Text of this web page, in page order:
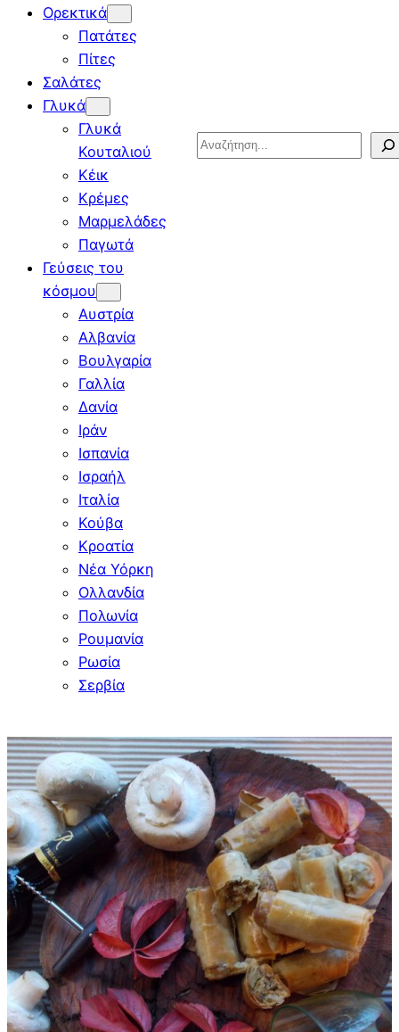
Ορεκτικά
Πατάτες
Πίτες
Σαλάτες
Γλυκά
Γλυκά
Κουταλιού
Κέικ
Κρέμες
Μαρμελάδες
Παγωτά
Γεύσεις του
κόσμου
Αυστρία
Αλβανία
Βουλγαρία
Γαλλία
Δανία
Ιράν
Ισπανία
Ισραήλ
Ιταλία
Κούβα
Κροατία
Νέα Υόρκη
Ολλανδία
Πολωνία
Ρουμανία
Ρωσία
Σερβία
Search